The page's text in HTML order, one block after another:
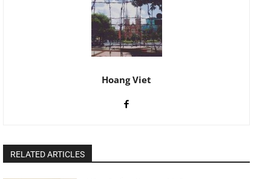
Hoang Viet
RELATED ARTICLES